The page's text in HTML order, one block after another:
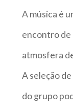
A música é
encontro de
atmosfera
A seleção
do grupo